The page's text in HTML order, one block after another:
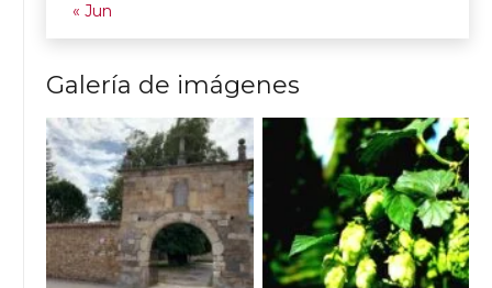
« Jun
Galería de imágenes